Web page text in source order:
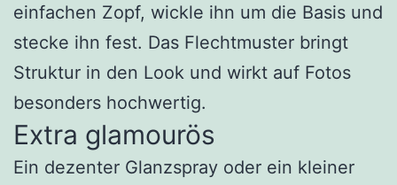
einfachen Zopf, wickle ihn um die Basis und
stecke ihn fest. Das Flechtmuster bringt
Struktur in den Look und wirkt auf Fotos
besonders hochwertig.
Extra glamourös
Ein dezenter Glanzspray oder ein kleiner